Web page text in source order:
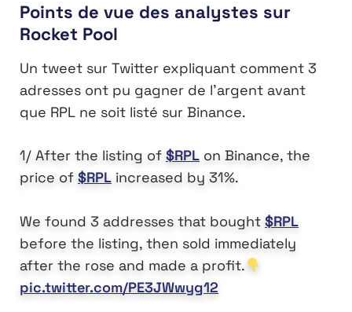
Points de vue des analystes sur
Rocket Pool
Un tweet sur Twitter expliquant comment 3
adresses ont pu gagner de l’argent avant
que RPL ne soit listé sur Binance.
1/ After the listing of $RPL on Binance, the
price of $RPL increased by 31%.
We found 3 addresses that bought $RPL
before the listing, then sold immediately
after the rose and made a profit.
pic.twitter.com/PE3JWwyg12